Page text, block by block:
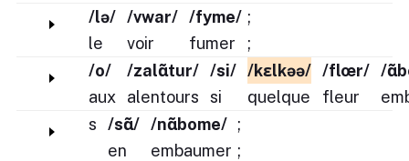
/lə/
le
/vwar/
voir
/fyme/
fumer
;
;
/o/
aux
/zalɑ̃tur/
alentours
/si/
si
/kɛlkəə/
quelque
/flœr/
fleur
/
s
/sɑ̃/
en
/nɑ̃bome/
embaumer
;
;